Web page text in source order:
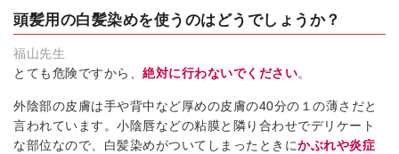
頭髪用の白髪染めを使うのはどうでしょうか？
福山先生
とても危険ですから、 絶対に行わないでください。
外陰部の皮膚は手や背中など厚めの皮膚の40分の１の薄さだと
言われています。小陰唇などの粘膜と隣り合わせでデリケート
な部位なので、白髪染めがついてしまったときにかぶれや炎症